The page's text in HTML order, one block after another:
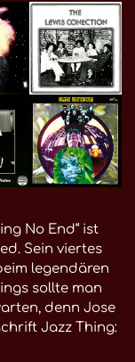
No End“ ist
Sein viertes
legendären
sollte man
denn Jose
Jazz Thing: